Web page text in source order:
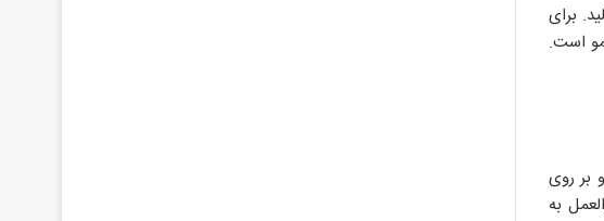
برای
مو است.
بر روی
به